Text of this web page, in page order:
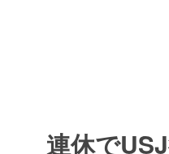
連休で